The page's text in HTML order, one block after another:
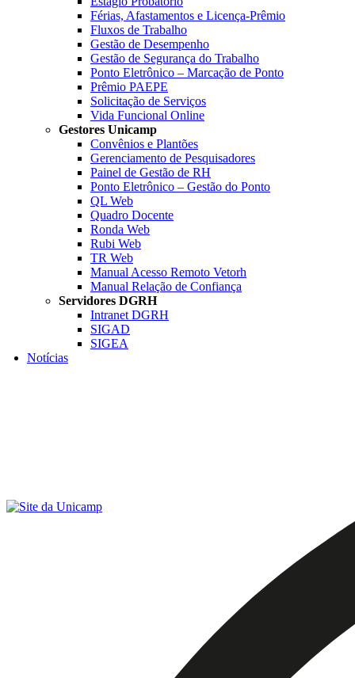
Férias, Afastamentos e Licença-Prêmio
Fluxos de Trabalho
Gestão de Desempenho
Gestão de Segurança do Trabalho
Ponto Eletrônico – Marcação de Ponto
Prêmio PAEPE
Solicitação de Serviços
Vida Funcional Online
Gestores Unicamp
Convênios e Plantões
Gerenciamento de Pesquisadores
Painel de Gestão de RH
Ponto Eletrônico – Gestão do Ponto
QL Web
Quadro Docente
Ronda Web
Rubi Web
TR Web
Manual Acesso Remoto Vetorh
Manual Relação de Confiança
Servidores DGRH
Intranet DGRH
SIGAD
SIGEA
Notícias